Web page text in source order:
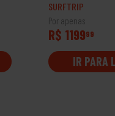
SURFTRIP
Por apenas
R$ 119999
IR PARA